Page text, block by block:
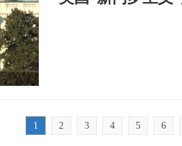
1 2 3 4 5 6